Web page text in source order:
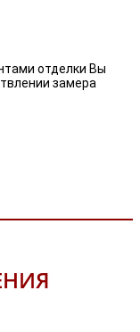
отделки Вы
замера